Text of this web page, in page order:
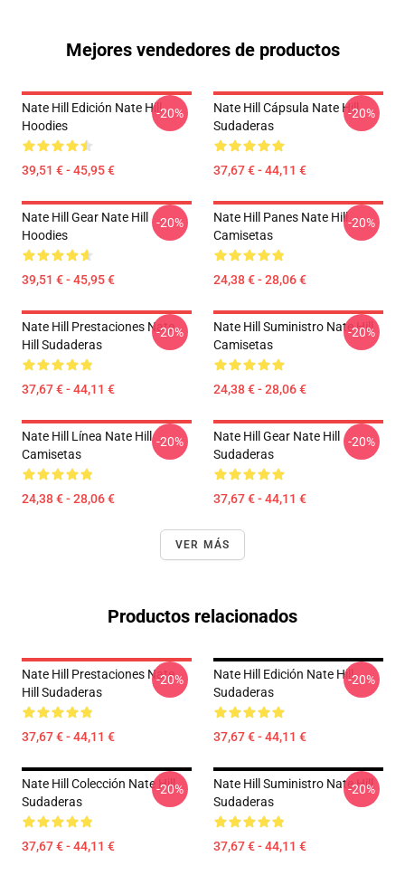
Mejores vendedores de productos
Nate Hill Edición Nate Hill
Hoodies
39,51 € - 45,95 €
-20%
Nate Hill Cápsula Nate Hill
Sudaderas
37,67 € - 44,11 €
-20%
Nate Hill Gear Nate Hill
Hoodies
39,51 € - 45,95 €
-20%
Nate Hill Panes Nate Hill
Camisetas
24,38 € - 28,06 €
-20%
Nate Hill Prestaciones Nate
Hill Sudaderas
37,67 € - 44,11 €
-20%
Nate Hill Suministro Nate Hill
Camisetas
24,38 € - 28,06 €
-20%
Nate Hill Línea Nate Hill
Camisetas
24,38 € - 28,06 €
-20%
Nate Hill Gear Nate Hill
Sudaderas
37,67 € - 44,11 €
-20%
VER MÁS
Productos relacionados
Nate Hill Prestaciones Nate
Hill Sudaderas
37,67 € - 44,11 €
-20%
Nate Hill Edición Nate Hill
Sudaderas
37,67 € - 44,11 €
-20%
Nate Hill Colección Nate Hill
Sudaderas
37,67 € - 44,11 €
-20%
Nate Hill Suministro Nate Hill
Sudaderas
37,67 € - 44,11 €
-20%